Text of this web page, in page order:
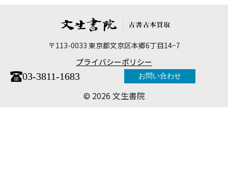
〒113-0033 東京都文京区本郷6丁目14−7
プライバシーポリシー
03-3811-1683 お問い合わせ
©︎ 2026 文生書院